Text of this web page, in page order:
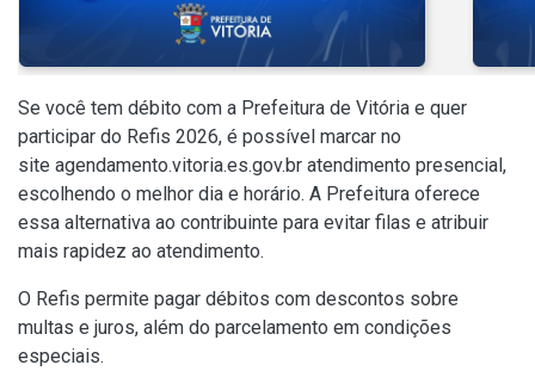
Se você tem débito com a Prefeitura de Vitória e quer
participar do Refis 2026, é possível marcar no
site agendamento.vitoria.es.gov.br atendimento presencial,
escolhendo o melhor dia e horário. A Prefeitura oferece
essa alternativa ao contribuinte para evitar filas e atribuir
mais rapidez ao atendimento.
O Refis permite pagar débitos com descontos sobre
multas e juros, além do parcelamento em condições
especiais.